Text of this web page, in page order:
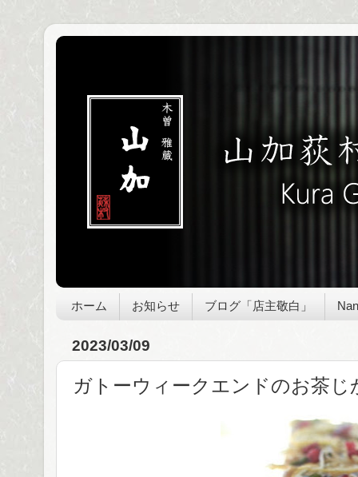
ホーム お知らせ ブログ「店主敬白」
2023/03/09
ガトーウィークエンドのお茶